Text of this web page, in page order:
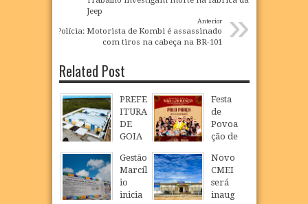
Jeep
»
Anterior
Polícia: Motorista de Kombi é assassinado
com tiros na cabeça na BR-101
Related Post
PREFE
ITURA
DE
GOIA
INAU
GURA
NOVO
CMEI
Festa
de
Povoa
ção de
Loure
nço
celebr
a fé,
Gestão
Marcíl
io
inicia
Novo
CMEI
será
inaug